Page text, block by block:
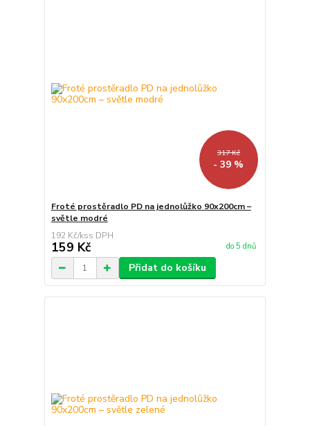
317 Kč
- 39 %
Froté prostěradlo PD na jednolůžko 90x200cm –
světle modré
192 Kč/ks
159 Kč do 5 dnů
Přidat do košíku